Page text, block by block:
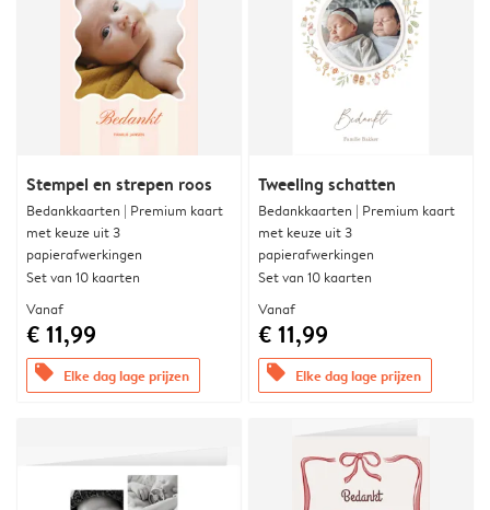
Stempel en strepen roos
Bedankkaarten | Premium kaart
met keuze uit 3
papierafwerkingen
Set van 10 kaarten
Vanaf
€ 11,99
offers Elke dag lage prijzen
Tweeling schatten
Bedankkaarten | Premium kaart
met keuze uit 3
papierafwerkingen
Set van 10 kaarten
Vanaf
€ 11,99
offers Elke dag lage prijzen